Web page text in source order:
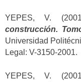
YEPES, V.
construcción.
Universidad
Legal: V-3150-2001.
YEPES, V.